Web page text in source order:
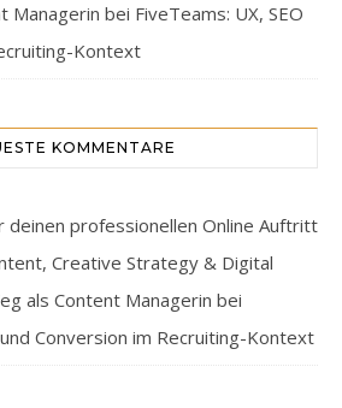
Managerin bei FiveTeams: UX, SEO
Kontext
KOMMENTARE
deinen professionellen Online Auftritt
Creative Strategy & Digital
als Content Managerin bei
Conversion im Recruiting-Kontext